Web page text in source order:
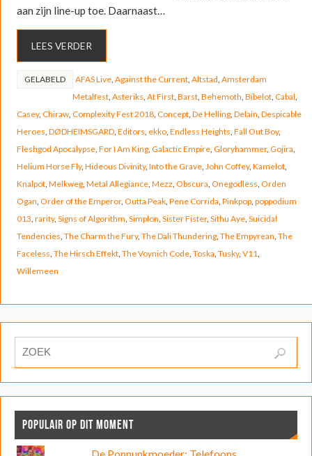
aan zijn line-up toe. Daarnaast…
LEES VERDER
GELABELD AFAS Live, Against the Current, Altstad Amsterdam
Metalfest, Asteriks At First, Barst, Behemoth Bibelot, Cabal
Casey, Chiraw, Complexity Fest 2018, Concept, De Helling, Delain Despicable
Heroes DØDHEIMSGARD, Editors ekko, Endless Heights Fall Out Boy,
Fleshgod Apocalypse, For I Am King, Galactic Empire, Gloryhammer, Gojira
Helium Horse Fly, Hideous Divinity, Into the Grave, John Coffey, Kamelot,
Knalpot, Melkweg, Metal Allegiance, Mezz Obscura Onegodless Orden
Ogan Order of the Emperor, Outta Peak, Pene Corrida Pinkpop, poppodium
013 rarity, Signs of Algorithm Simplon Sister Fister, Sithu Aye, Suicidal
Tendencies The Charm the Fury, The Dali Thundering, The Empyrean The
Faceless The Hirsch Effekt, The Voynich Code, Toska Tusky, V11
Willemeen
POPULAIR OP DIT MOMENT